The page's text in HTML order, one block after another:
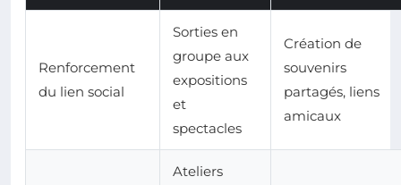
Renforcement
du lien social
Sorties en
groupe aux
expositions
et
spectacles
Création de
souvenirs
partagés, liens
amicaux
Ateliers